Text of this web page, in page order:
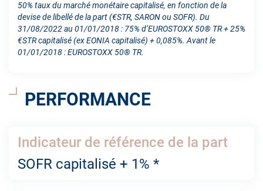
50% taux du marché monétaire capitalisé, en fonction de la
devise de libellé de la part (€STR, SARON ou SOFR). Du
31/08/2022 au 01/01/2018 : 75% d’EUROSTOXX 50® TR + 25%
€STR capitalisé (ex EONIA capitalisé) + 0,085%. Avant le
01/01/2018 : EUROSTOXX 50® TR.
PERFORMANCE
Indicateur de référence de la part
SOFR capitalisé + 1% *